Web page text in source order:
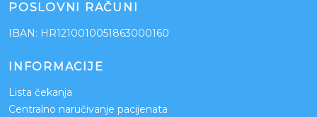
POSLOVNI RAČUNI
IBAN: HR1210010051863000160
INFORMACIJE
Lista čekanja
Centralno naručivanje pacijenata